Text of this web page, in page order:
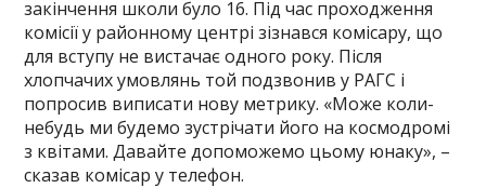
закінчення школи було 16. Під час проходження
комісії у районному центрі зізнався комісару, що
для вступу не вистачає одного року. Після
хлопчачих умовлянь той подзвонив у РАГС і
попросив виписати нову метрику. «Може коли-
небудь ми будемо зустрічати його на космодромі
з квітами. Давайте допоможемо цьому юнаку», –
сказав комісар у телефон.